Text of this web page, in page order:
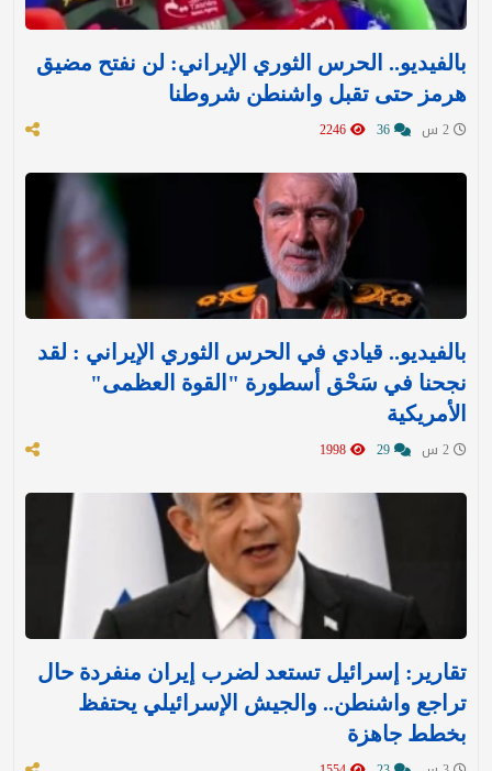
بالفيديو.. الحرس الثوري الإيراني: لن نفتح مضيق
هرمز حتى تقبل واشنطن شروطنا
بالفيديو.. قيادي في الحرس الثوري الإيراني : لقد
نجحنا في سَحْق أسطورة "القوة العظمى"
الأمريكية
تقارير: إسرائيل تستعد لضرب إيران منفردة حال
تراجع واشنطن.. والجيش الإسرائيلي يحتفظ
بخطط جاهزة